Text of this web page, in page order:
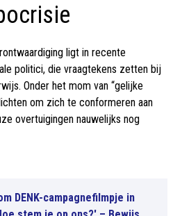
ligt in recente
politici, die vraagtekens zetten bij
Onder het mom van “gelijke
om zich te conformeren aan
overtuigingen nauwelijks nog
DENK-campagnefilmpje in